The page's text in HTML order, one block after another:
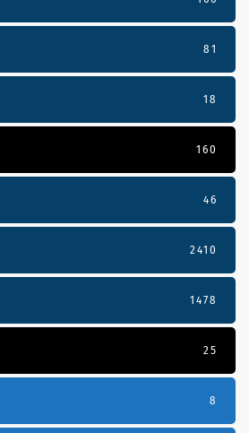
81
18
160
46
2410
1478
25
8